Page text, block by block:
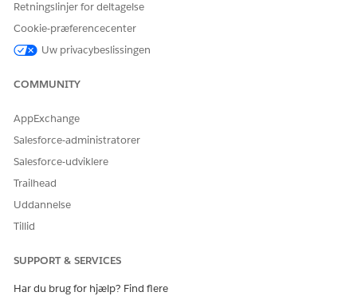
Retningslinjer for deltagelse
Cookie-præferencecenter
Uw privacybeslissingen
COMMUNITY
AppExchange
Salesforce-administratorer
Salesforce-udviklere
Trailhead
Uddannelse
Tillid
SUPPORT & SERVICES
Har du brug for hjælp? Find flere